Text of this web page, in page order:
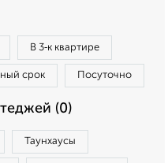
В 3‑к квартире
срок Посуточно
(0)
Таунхаусы